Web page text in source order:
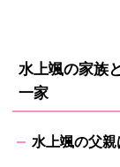
水上颯の家族
一家
水上颯の父